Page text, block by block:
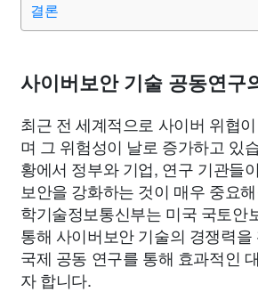
부동산
결론
사이버보안 기술 공동연구
최근 전 세계적으로 사이버 위협
며 그 위험성이 날로 증가하고 있
황에서 정부와 기업, 연구 기관들
보안을 강화하는 것이 매우 중요
학기술정보통신부는 미국 국토안
통해 사이버보안 기술의 경쟁력
국제 공동 연구를 통해 효과적인
자 합니다.